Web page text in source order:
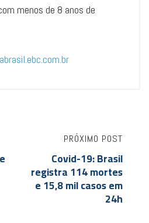
menos de 8 anos de
PRÓXIMO POST
Covid-19: Brasil
registra 114 mortes
e 15,8 mil casos em
24h